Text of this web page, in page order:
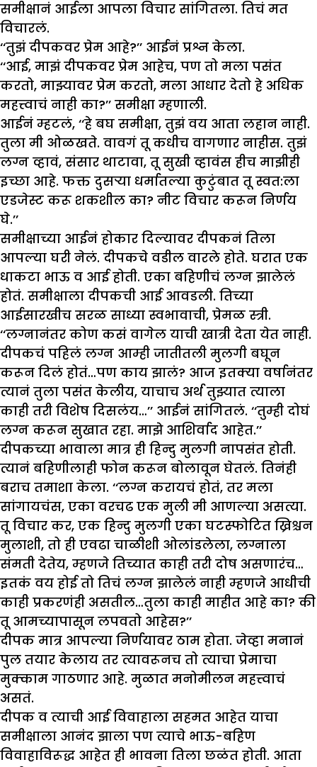
समीक्षानं आईला आपला विचार सांगितला. तिचं मत
विचारलं.
‘‘तुझं दीपकवर प्रेम आहे?’’ आईनं प्रश्न केला.
‘‘आई, माझं दीपकवर प्रेम आहेच, पण तो मला पसंत
करतो, माझ्यावर प्रेम करतो, मला आधार देतो हे अधिक
महत्त्वाचं नाही का?’’ समीक्षा म्हणाली.
आईनं म्हटलं, ‘‘हे बघ समीक्षा, तुझं वय आता लहान नाही.
तुला मी ओळखते. वावगं तू कधीच वागणार नाहीस. तुझं
लग्न व्हावं, संसार थाटावा, तू सुखी व्हावंस हीच माझीही
इच्छा आहे. फक्त दुसऱ्या धर्मातल्या कुटुंबात तू स्वत:ला
एडजेस्ट करू शकशील का? नीट विचार करून निर्णय
घे.’’
समीक्षाच्या आईनं होकार दिल्यावर दीपकनं तिला
आपल्या घरी नेलं. दीपकचे वडील वारले होते. घरात एक
धाकटा भाऊ व आई होती. एका बहिणीचं लग्न झालेलं
होतं. समीक्षाला दीपकची आई आवडली. तिच्या
आईसारखीच सरळ साध्या स्वभावाची, प्रेमळ स्त्री.
‘‘लग्नानंतर कोण कसं वागेल याची खात्री देता येत नाही.
दीपकचं पहिलं लग्न आम्ही जातीतली मुलगी बघून
करून दिलं होतं…पण काय झालं? आज इतक्या वर्षानंतर
त्यानं तुला पसंत केलीय, याचाच अर्थ तुझ्यात त्याला
काही तरी विशेष दिसलंय…’’ आईनं सांगितलं. ‘‘तुम्ही दोघं
लग्न करून सुखात रहा. माझे आशिर्वाद आहेत.’’
दीपकच्या भावाला मात्र ही हिन्दु मुलगी नापसंत होती.
त्यानं बहिणीलाही फोन करून बोलावून घेतलं. तिनंही
बराच तमाशा केला. ‘‘लग्न करायचं होतं, तर मला
सांगायचंस, एका वरचढ एक मुली मी आणल्या असत्या.
तू विचार कर, एक हिन्दु मुलगी एका घटस्फोटित ख्रिश्चन
मुलाशी, तो ही एवढा चाळीशी ओलांडलेला, लग्नाला
संमती देतेय, म्हणजे तिच्यात काही तरी दोष असणारंच…
इतकं वय होई तो तिचं लग्न झालेलं नाही म्हणजे आधीची
काही प्रकरणंही असतील…तुला काही माहीत आहे का? की
तू आमच्यापासून लपवतो आहेस?’’
दीपक मात्र आपल्या निर्णयावर ठाम होता. जेव्हा मनानं
पुल तयार केलाय तर त्यावरूनच तो त्याचा प्रेमाचा
मुक्काम गाठणार आहे. मुळात मनोमीलन महत्त्वाचं
असतं.
दीपक व त्याची आई विवाहाला सहमत आहेत याचा
समीक्षाला आनंद झाला पण त्याचे भाऊ-बहिण
विवाहाविरूद्ध आहेत ही भावना तिला छळंत होती. आता